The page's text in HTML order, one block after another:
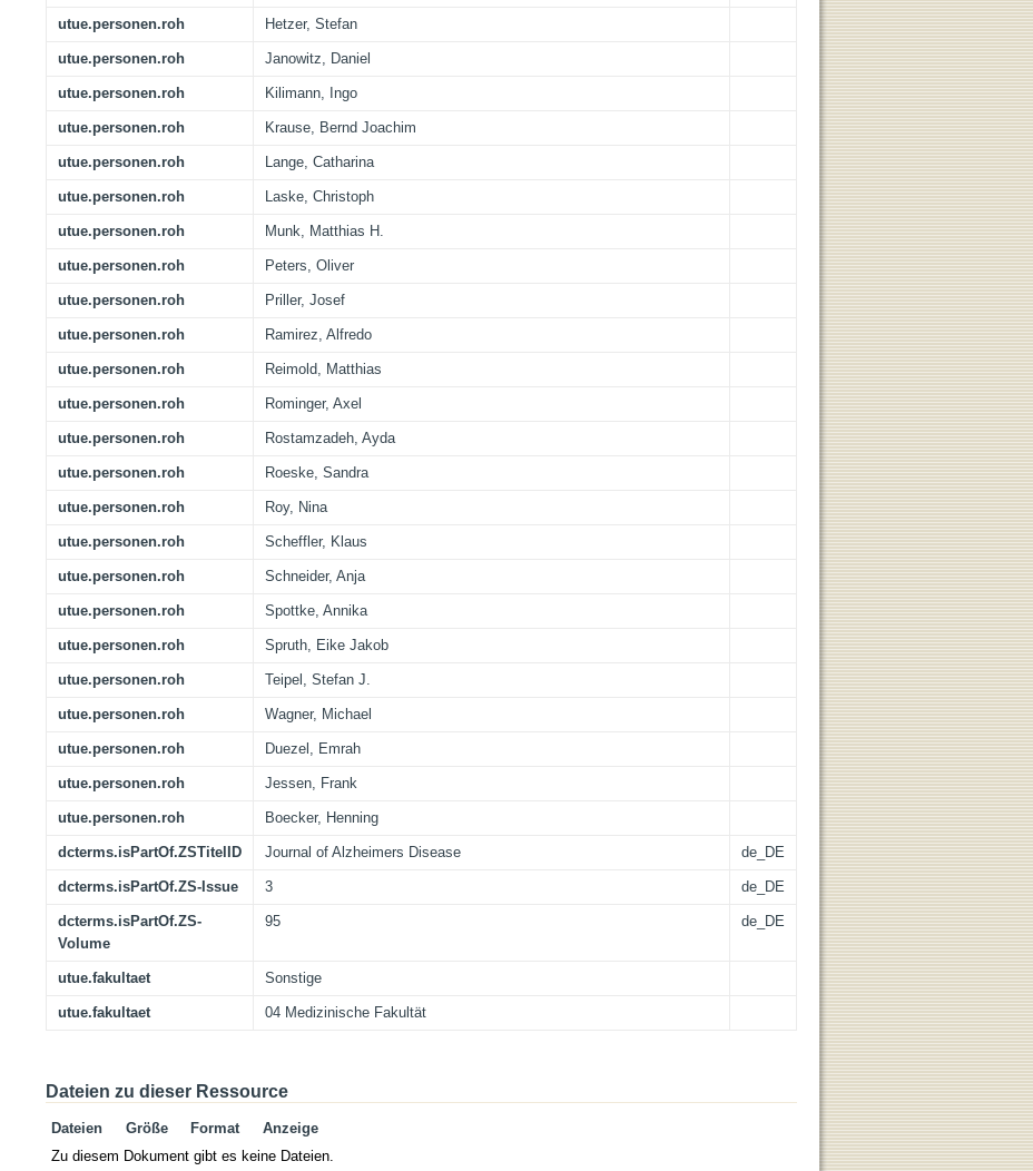
utue.personen.roh Hetzer, Stefan
utue.personen.roh Janowitz, Daniel
utue.personen.roh Kilimann, Ingo
utue.personen.roh Krause, Bernd Joachim
utue.personen.roh Lange, Catharina
utue.personen.roh Laske, Christoph
utue.personen.roh Munk, Matthias H.
utue.personen.roh Peters, Oliver
utue.personen.roh Priller, Josef
utue.personen.roh Ramirez, Alfredo
utue.personen.roh Reimold, Matthias
utue.personen.roh Rominger, Axel
utue.personen.roh Rostamzadeh, Ayda
utue.personen.roh Roeske, Sandra
utue.personen.roh Roy, Nina
utue.personen.roh Scheffler, Klaus
utue.personen.roh Schneider, Anja
utue.personen.roh Spottke, Annika
utue.personen.roh Spruth, Eike Jakob
utue.personen.roh Teipel, Stefan J.
utue.personen.roh Wagner, Michael
utue.personen.roh Duezel, Emrah
utue.personen.roh Jessen, Frank
utue.personen.roh Boecker, Henning
dcterms.isPartOf.ZSTitelID Journal of Alzheimers Disease de_DE
dcterms.isPartOf.ZS-Issue 3 de_DE
dcterms.isPartOf.ZS-
Volume
95 de_DE
utue.fakultaet Sonstige
utue.fakultaet 04 Medizinische Fakultät
Dateien zu dieser Ressource
Dateien Größe Format
Anzeige
Zu diesem Dokument gibt es keine Dateien.